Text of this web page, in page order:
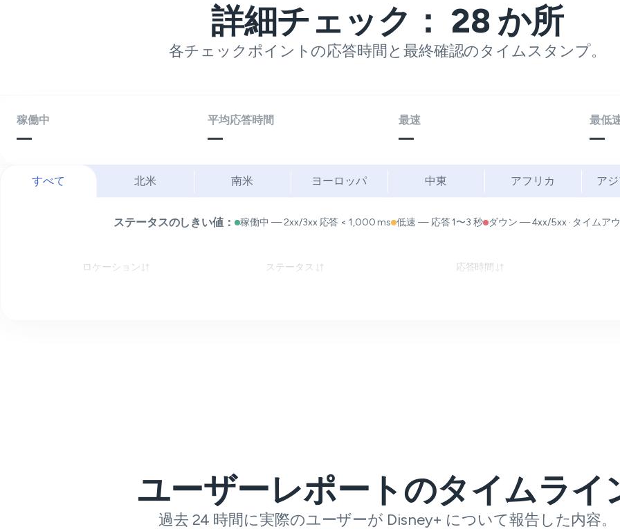
詳細チェック：28 か所
各チェックポイントの応答時間と最終確認のタイムスタンプ。
稼働中
—
平均応答時間
—
最速
—
最低
—
すべて 北米 南米 ヨーロッパ 中東 アフリカ ア
ステータスのしきい値： 稼働中 — 2xx/3xx 応答 < 1,000 ms 低速 — 応答 1〜3 秒 ダウン — 4xx/5xx · タイムアウ
ロケーション ステータス 応答時間
ユーザーレポートのタイムライ
過去 24 時間に実際のユーザーが Disney+ について報告した内容。